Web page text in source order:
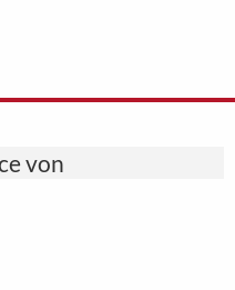
von